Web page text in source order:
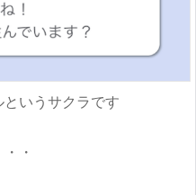
いうサクラです
・